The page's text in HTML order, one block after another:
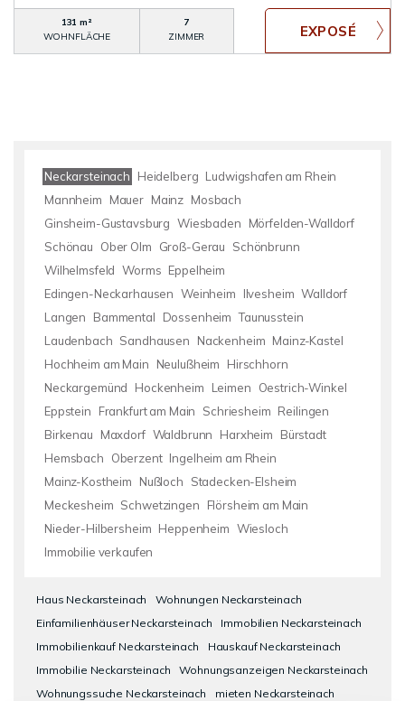
131 m²
WOHNFLÄCHE
7
ZIMMER
Neckarsteinach Heidelberg Ludwigshafen am Rhein
Mannheim
Mauer Mainz Mosbach
Ginsheim-Gustavsburg Wiesbaden
Mörfelden-Walldorf
Schönau
Ober Olm Groß-Gerau
Schönbrunn
Wilhelmsfeld Worms Eppelheim
Edingen-Neckarhausen Weinheim Ilvesheim Walldorf
Langen
Bammental Dossenheim Taunusstein
Laudenbach Sandhausen Nackenheim Mainz-Kastel
Hochheim am Main
Neulußheim
Hirschhorn
Neckargemünd
Hockenheim Leimen
Oestrich-Winkel
Eppstein
Frankfurt am Main Schriesheim Reilingen
Birkenau
Maxdorf Waldbrunn Harxheim
Bürstadt
Hemsbach
Oberzent Ingelheim am Rhein
Mainz-Kostheim
Nußloch
Stadecken-Elsheim
Meckesheim Schwetzingen
Flörsheim am Main
Nieder-Hilbersheim Heppenheim Wiesloch
Immobilie verkaufen
Haus Neckarsteinach
Wohnungen Neckarsteinach
Einfamilienhäuser Neckarsteinach
Immobilien Neckarsteinach
Immobilienkauf Neckarsteinach
Hauskauf Neckarsteinach
Immobilie Neckarsteinach
Wohnungsanzeigen Neckarsteinach
Wohnungssuche Neckarsteinach
mieten Neckarsteinach